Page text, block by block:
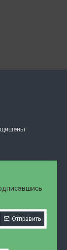
Отправить